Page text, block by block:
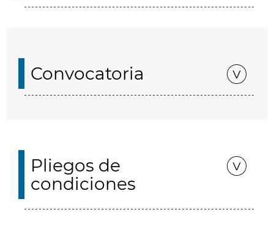
Convocatoria
Pliegos de
condiciones